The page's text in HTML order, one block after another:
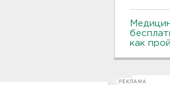
как
РЕКЛАМА